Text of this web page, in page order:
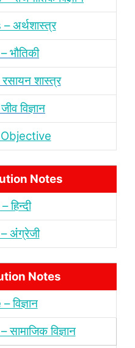
अर्थशास्‍त्र
भौतिकी
शास्‍त्र
विज्ञान
Notes
हिन्‍दी
अंंग्रेजी
Notes
विज्ञान
विज्ञान